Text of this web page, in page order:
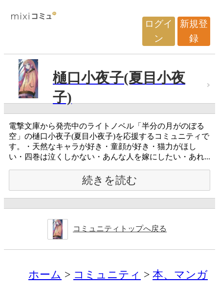
ログイ
ン
新規登
録
樋口小夜子(夏目小夜
子)
電撃文庫から発売中のライトノベル「半分の月がのぼる
空」の樋口小夜子(夏目小夜子)を応援するコミュニティで
す。・天然なキャラが好き・童顔が好き・猫力がほし
い・四巻は泣くしかない・あんな人を嫁にしたい・あれ...
続きを読む
コミュニティトップへ戻る
ホーム コミュニティ
本、マンガ